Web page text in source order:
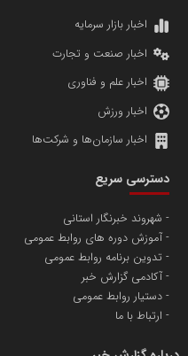
دانشگاه سئوی ایران
پایگاه اطلاع رسانی اعتلای
تامین آهن اسفنجی تولیدکنندگان
مریم حاج نوروز نظری
مسعودصادقی
اخبار بازار سرمایه
اخبار صنعت و تجارت
اخبار علم و فناوری
اخبار ورزش
اخبار سازمان‌ها و شرکت‌ها
دسترسی سریع
شهروند خبرنگار استانی
آموزش دوره های روابط عمومی
تدوین برنامه روابط عمومی
آکادمی گزارش خبر
دستیار روابط عمومی
ارتباط با ما